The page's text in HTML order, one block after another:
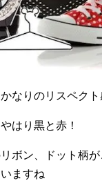
なりのリスペク
はり黒と赤！
ボン、ドット柄
ますね